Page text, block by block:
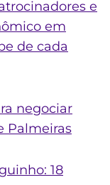
e
em
de cada
negociar
Palmeiras
18